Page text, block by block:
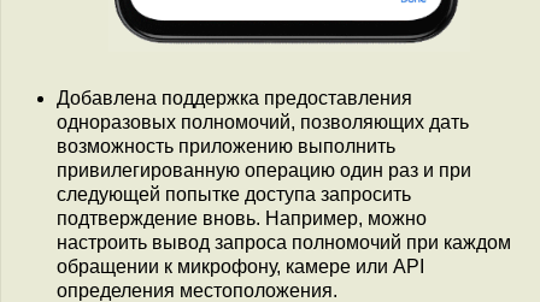
Добавлена поддержка предоставления
одноразовых полномочий, позволяющих дать
возможность приложению выполнить
привилегированную операцию один раз и при
следующей попытке доступа запросить
подтверждение вновь. Например, можно
настроить вывод запроса полномочий при каждом
обращении к микрофону, камере или API
определения местоположения.